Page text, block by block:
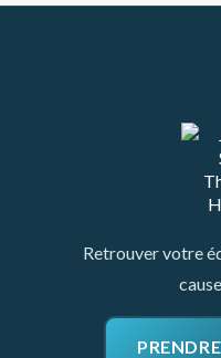
Retrouver votre